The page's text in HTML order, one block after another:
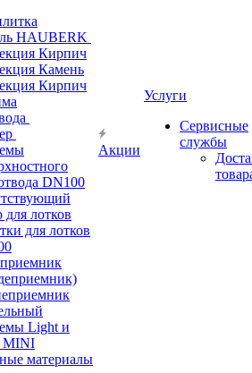
HAUBERK
Кирпич
Камень
Кирпич
DN100
для лотков
для лотков
Light и
MINI
материалы
Акции
Услуги
Сервисные
службы